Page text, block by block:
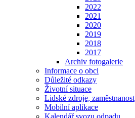
2022
2021
2020
2019
2018
2017
Archiv fotogalerie
Informace o obci
Důležité odkazy
Životní situace
Lidské zdroje, zaměstnanost
Mobilní aplikace
Kalendář svozu odpadu